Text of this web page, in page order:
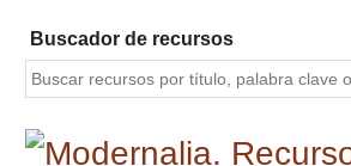
contenido
principal
Buscador de recursos